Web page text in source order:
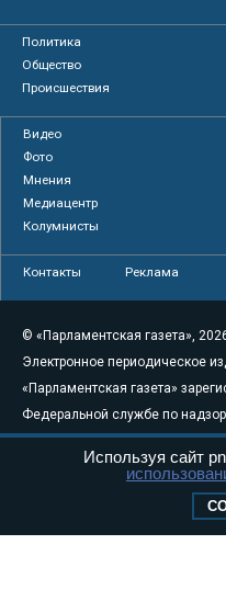
Политика
Общество
Происшествия
Видео
Фото
Мнения
Медиацентр
Колумнисты
Контакты Реклама
© «Парламентская газета»,
Электронное периодическое
«Парламентская газета»
Федеральной службе по
связи, информационных
массовых коммуникаций
Свидетельство о регистрации
Используя сайт